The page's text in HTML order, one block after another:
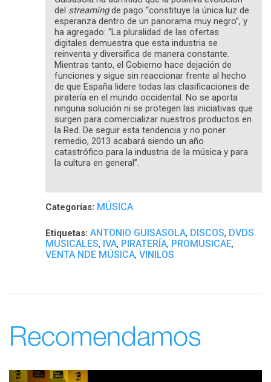
del streamingde pago “constituye la única luz de
esperanza dentro de un panorama muy negro”, y
ha agregado: “La pluralidad de las ofertas
digitales demuestra que esta industria se
reinventa y diversifica de manera constante.
Mientras tanto, el Gobierno hace dejación de
funciones y sigue sin reaccionar frente al hecho
de que España lidere todas las clasificaciones de
piratería en el mundo occidental. No se aporta
ninguna solución ni se protegen las iniciativas que
surgen para comercializar nuestros productos en
la Red. De seguir esta tendencia y no poner
remedio, 2013 acabará siendo un año
catastrófico para la industria de la música y para
la cultura en general”.
Categorías: MÚSICA
Etiquetas: ANTONIO GUISASOLA, DISCOS, DVDS
MUSICALES, IVA, PIRATERÍA, PROMUSICAE,
VENTA NDE MÚSICA, VINILOS
Recomendamos